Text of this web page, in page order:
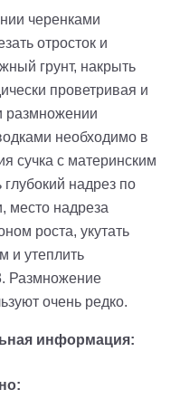
черенками
отросток и
грунт, накрыть
проветривая и
размножении
необходимо в
сучка с материнским
надрез по
место надреза
роста, укутать
и утеплить
Размножение
очень редко.
информация: